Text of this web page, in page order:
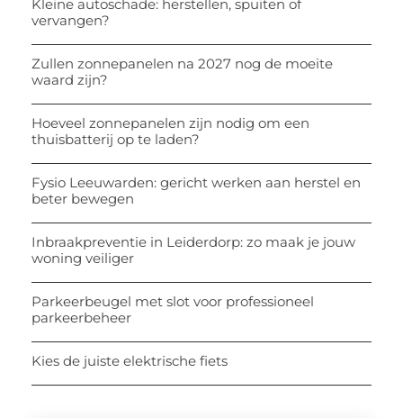
Kleine autoschade: herstellen, spuiten of
vervangen?
Zullen zonnepanelen na 2027 nog de moeite
waard zijn?
Hoeveel zonnepanelen zijn nodig om een
thuisbatterij op te laden?
Fysio Leeuwarden: gericht werken aan herstel en
beter bewegen
Inbraakpreventie in Leiderdorp: zo maak je jouw
woning veiliger
Parkeerbeugel met slot voor professioneel
parkeerbeheer
Kies de juiste elektrische fiets